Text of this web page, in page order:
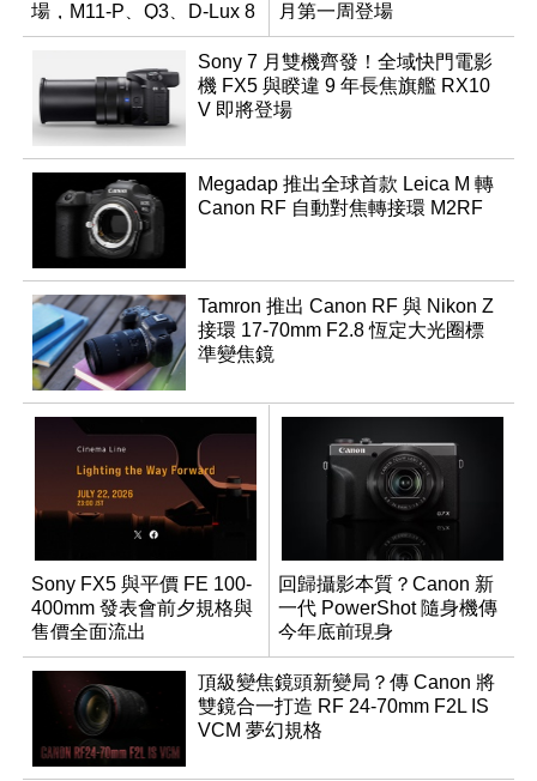
場，M11-P、Q3、D-Lux 8
領銜換裝
月第一周登場
Sony 7 月雙機齊發！全域快門電影
機 FX5 與睽違 9 年長焦旗艦 RX10
V 即將登場
Megadap 推出全球首款 Leica M 轉
Canon RF 自動對焦轉接環 M2RF
Tamron 推出 Canon RF 與 Nikon Z
接環 17-70mm F2.8 恆定大光圈標
準變焦鏡
Sony FX5 與平價 FE 100-
400mm 發表會前夕規格與
售價全面流出
回歸攝影本質？Canon 新
一代 PowerShot 隨身機傳
今年底前現身
頂級變焦鏡頭新變局？傳 Canon 將
雙鏡合一打造 RF 24-70mm F2L IS
VCM 夢幻規格